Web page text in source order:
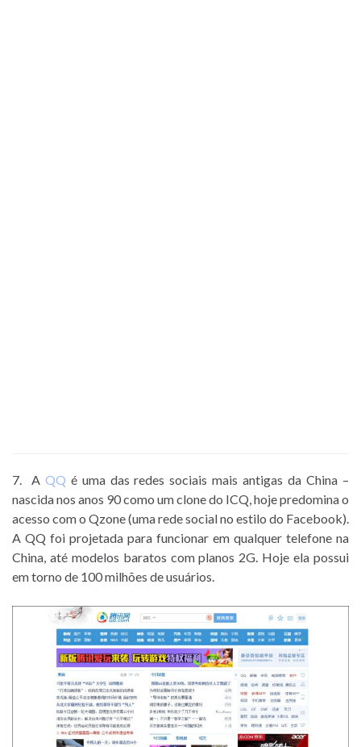
7. A QQ é uma das redes sociais mais antigas da China –
nascida nos anos 90 como um clone do ICQ, hoje predomina o
acesso com o Qzone (uma rede social no estilo do Facebook).
A QQ foi projetada para funcionar em qualquer telefone na
China, até modelos baratos com planos 2G. Hoje ela possui
em torno de 100 milhões de usuários.